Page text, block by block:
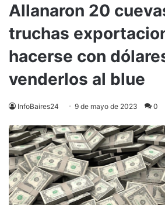
Allanaron 20
truchas
hacerse con
venderlos al blue
InfoBaires24 9 de mayo de 2023 0